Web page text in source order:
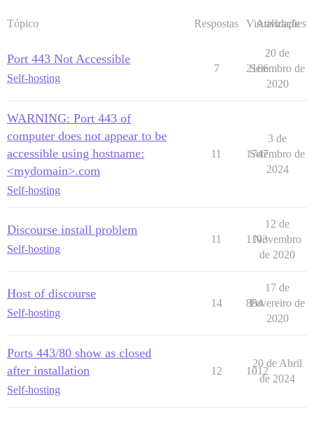
Tópico Respostas Visualizações
Atividade
Port 443 Not Accessible
Self-hosting
7 2166
20 de
Setembro de
2020
WARNING: Port 443 of
computer does not appear to be
accessible using hostname:
<mydomain>.com
Self-hosting
11 1747
3 de
Setembro de
2024
Discourse install problem
Self-hosting
11 1103
12 de
Novembro
de 2020
Host of discourse
Self-hosting
14 884
17 de
Fevereiro de
2020
Ports 443/80 show as closed
after installation
Self-hosting
12 1012
20 de Abril
de 2024